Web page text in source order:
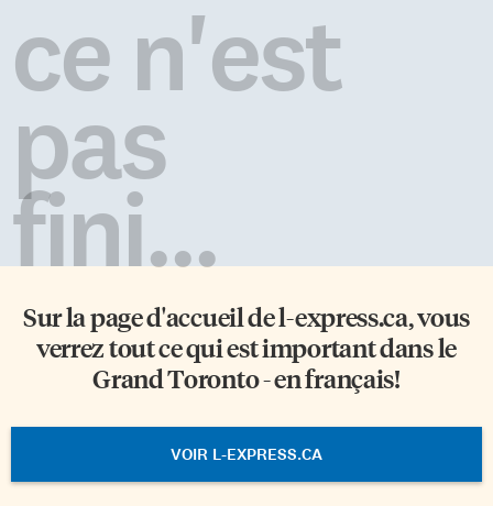
ce n'est
pas
fini...
Sur la page d'accueil del-express.ca, vous
verrez tout ce qui est important dans le
Grand Toronto - en français!
VOIR L-EXPRESS.CA